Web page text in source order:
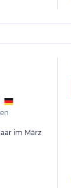
im März